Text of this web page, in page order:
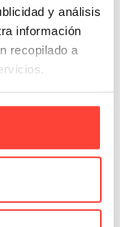
y análisis
información
recopilado a